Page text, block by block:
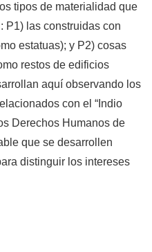
tipos de materialidad que
P1) las construidas con
estatuas); y P2) cosas
restos de edificios
aquí observando los
con el “Indio
Derechos Humanos de
que se desarrollen
distinguir los intereses